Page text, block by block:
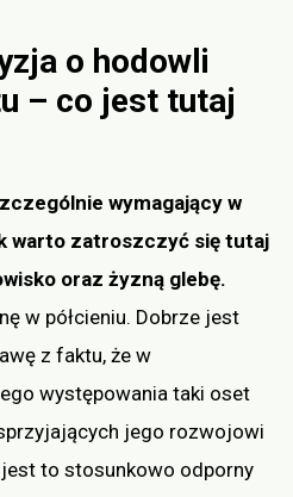
o hodowli
– co jest tutaj
wymagający w
warto zatroszczyć się tutaj
oraz żyzną glebę.
w półcieniu. Dobrze jest
z faktu, że w
występowania taki oset
jego rozwojowi
to stosunkowo odporny